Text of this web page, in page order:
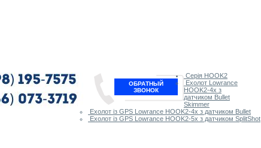
ОБРАТНЫЙ
ЗВОНОК
Серія HOOK2
Ехолот Lowrance
HOOK2-4x з
датчиком Bullet
Skimmer
Ехолот із GPS Lowrance HOOK2-4x з датчиком Bullet
Ехолот із GPS Lowrance HOOK2-5x з датчиком SplitShot